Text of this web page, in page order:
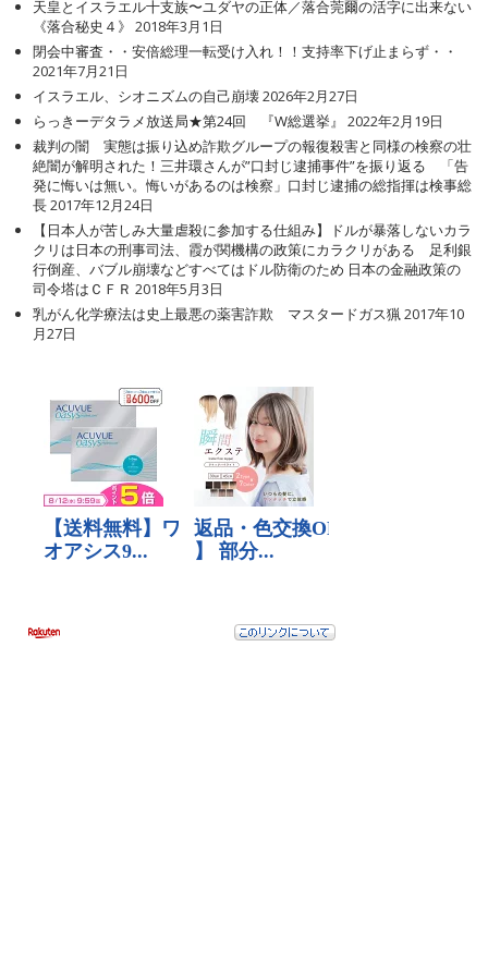
天皇とイスラエル十支族〜ユダヤの正体／落合莞爾の活字に出来ない
《落合秘史４》 2018年3月1日
閉会中審査・・安倍総理一転受け入れ！！支持率下げ止まらず・・
2021年7月21日
イスラエル、シオニズムの自己崩壊2026年2月27日
らっきーデタラメ放送局★第24回 『W総選挙』
2022年2月19日
裁判の闇 実態は振り込め詐欺グループの報復殺害と同様の検察の壮
絶闇が解明された！三井環さんが”口封じ逮捕事件”を振り返る 「告
発に悔いは無い。悔いがあるのは検察」口封じ逮捕の総指揮は検事総
長2017年12月24日
【日本人が苦しみ大量虐殺に参加する仕組み】ドルが暴落しないカラ
クリは日本の刑事司法、霞が関機構の政策にカラクリがある 足利銀
行倒産、バブル崩壊などすべてはドル防衛のため 日本の金融政策の
司令塔はＣＦＲ 2018年5月3日
乳がん化学療法は史上最悪の薬害詐欺 マスタードガス猟 2017年10
月27日